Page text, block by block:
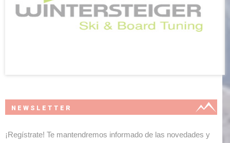
NEWSLETTER
¡Regístrate! Te mantendremos informado de las novedades y